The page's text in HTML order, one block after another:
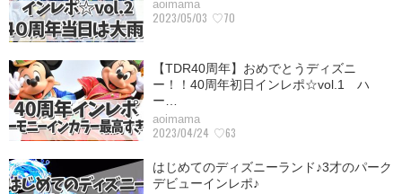
aoimama
2023/05/03 ♡70
【TDR40周年】おめでとうディズニ
ー！！40周年初日インレポ☆vol.1 ハ
ー…
aoimama
2023/04/24 ♡63
はじめてのディズニーランド♪3才のパーク
デビューインレポ♪